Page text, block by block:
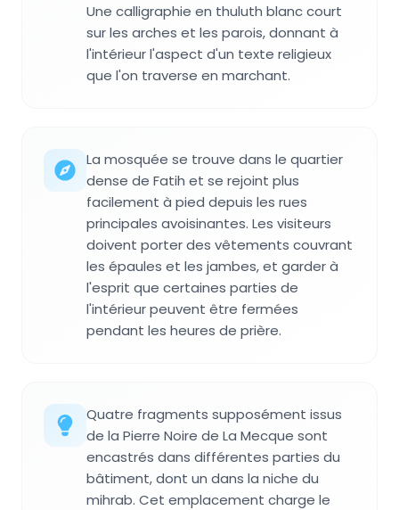
Une calligraphie en thuluth blanc court
sur les arches et les parois, donnant à
l'intérieur l'aspect d'un texte religieux
que l'on traverse en marchant.
La mosquée se trouve dans le quartier
dense de Fatih et se rejoint plus
facilement à pied depuis les rues
principales avoisinantes. Les visiteurs
doivent porter des vêtements couvrant
les épaules et les jambes, et garder à
l'esprit que certaines parties de
l'intérieur peuvent être fermées
pendant les heures de prière.
Quatre fragments supposément issus
de la Pierre Noire de La Mecque sont
encastrés dans différentes parties du
bâtiment, dont un dans la niche du
mihrab. Cet emplacement charge le